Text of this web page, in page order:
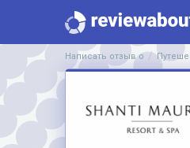
Написать отзыв о